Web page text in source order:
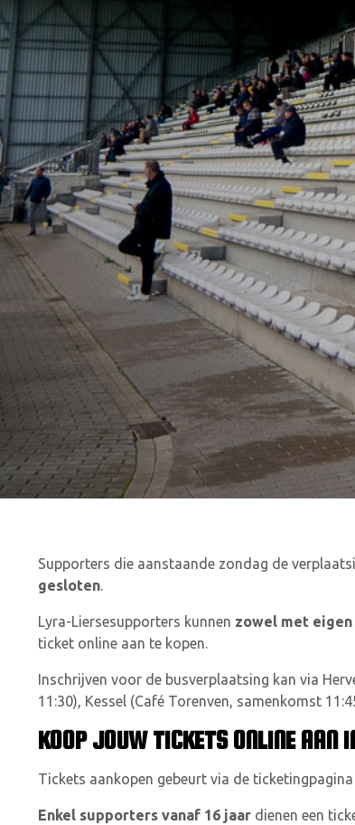
Supporters die aanstaande zondag de
gesloten.
Lyra-Liersesupporters kunnen zowel met
ticket online aan te kopen.
Inschrijven voor de busverplaatsing kan via
11:30), Kessel (Café Torenven, samenkomst
KOOP JOUW TICKETS ONLINE AAN
Tickets aankopen gebeurt via de ticketingpagina
Enkel supporters vanaf 16 jaar dienen een